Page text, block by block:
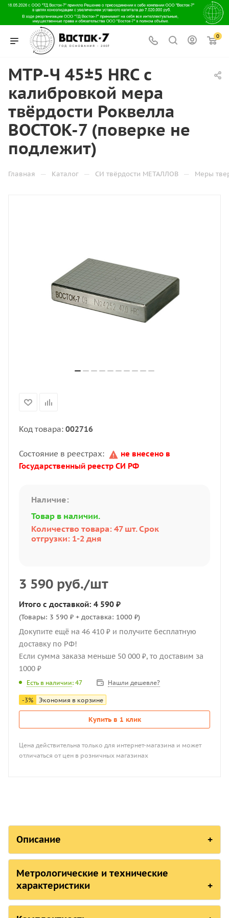
0
МТР-Ч 45±5 HRC с
калибровкой мера
твёрдости Роквелла
ВОСТОК-7 (поверке не
подлежит)
Главная — Каталог — СИ твёрдости МЕТАЛЛОВ — Меры
Код товара: 002716
Состояние в реестрах:
не внесено в
Государственный реестр СИ РФ
Наличие:
Товар в наличии.
Количество товара: 47 шт. Срок
отгрузки: 1-2 дня
3 590 руб./шт
Итого с доставкой: 4 590 ₽
(Товары: 3 590 ₽ + доставка: 1000 ₽)
Докупите ещё на 46 410 ₽ и получите бесплатную
доставку по РФ!
Если сумма заказа меньше 50 000 ₽, то доставим за
1000 ₽
Есть в наличии: 47 Нашли дешевле?
-3% Экономия в корзине
Купить в 1 клик
Цена действительна только для интернет-магазина и может
отличаться от цен в розничных магазинах
Описание
СОСТОЯНИЕ В РЕЕСТРАХ СРЕДСТВ
Страна, ответственная организация
Метрологические и технические
характеристики